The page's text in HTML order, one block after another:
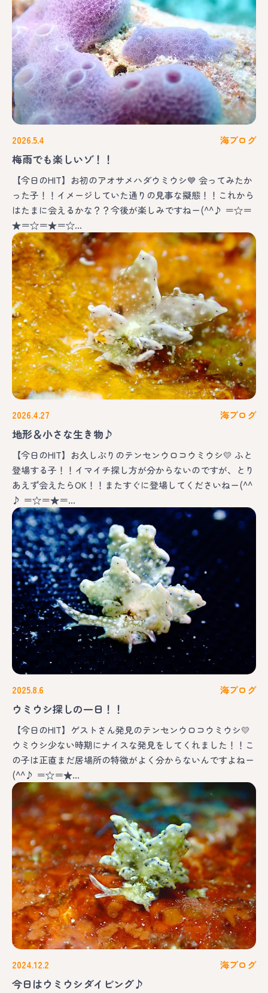
2026.5.4 海ブログ
梅雨でも楽しいゾ！！
【今日のHIT】お初のアオサメハダウミウシ💙 会ってみたか
った子！！イメージしていた通りの見事な擬態！！これから
はたまに会えるかな？？今後が楽しみですねー(^^♪ ＝☆＝
★＝☆＝★＝☆…
2026.4.27 海ブログ
地形＆小さな生き物♪
【今日のHIT】お久しぶりのテンセンウロコウミウシ💛 ふと
登場する子！！イマイチ探し方が分からないのですが、とり
あえず会えたらOK！！またすぐに登場してくださいねー(^^
♪ ＝☆＝★＝…
2025.8.6 海ブログ
ウミウシ探しの一日！！
【今日のHIT】ゲストさん発見のテンセンウロコウミウシ💛
ウミウシ少ない時期にナイスな発見をしてくれました！！こ
の子は正直まだ居場所の特徴がよく分からないんですよねー
(^^♪ ＝☆＝★…
2024.12.2 海ブログ
今日はウミウシダイビング♪